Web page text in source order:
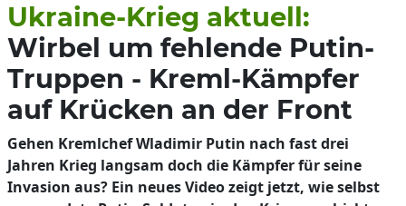
Ukraine-Krieg aktuell:
Wirbel um fehlende Putin-
Truppen - Kreml-Kämpfer
auf Krücken an der Front
Gehen Kremlchef Wladimir Putin nach fast drei
Jahren Krieg langsam doch die Kämpfer für seine
Invasion aus? Ein neues Video zeigt jetzt, wie selbst